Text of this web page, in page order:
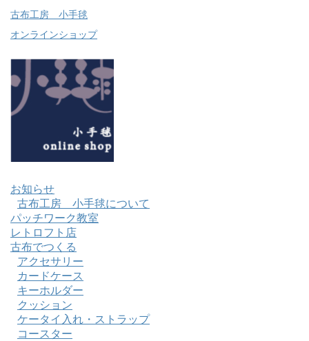
古布工房 小手毬
オンラインショップ
お知らせ
古布工房 小手毬について
パッチワーク教室
レトロフト店
古布でつくる
アクセサリー
カードケース
キーホルダー
クッション
ケータイ入れ・ストラップ
コースター